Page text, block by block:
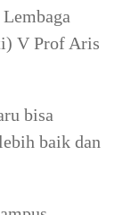
V Prof Aris
bisa
baik dan